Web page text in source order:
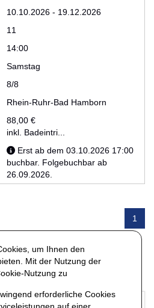
10.10.2026 - 19.12.2026
11
14:00
Samstag
8/8
Rhein-Ruhr-Bad Hamborn
88,00 €
inkl. Badeintri...
Erst ab dem 03.10.2026 17:00
buchbar. Folgebuchbar ab
26.09.2026.
1
40 60 80 100
um Ihnen den
Mit der Nutzung der
Nutzung zu
erforderliche Cookies